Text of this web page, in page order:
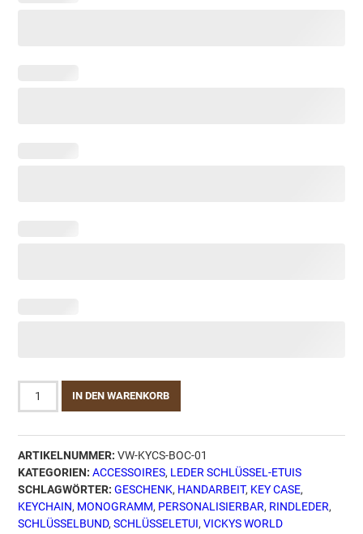
Etui
-
Saddle
Box
OX
-
IN DEN WARENKORB
ARTIKELNUMMER: VW-KYCS-BOC-01
KATEGORIEN: ACCESSOIRES, LEDER SCHLÜSSEL-ETUIS
SCHLAGWÖRTER: GESCHENK, HANDARBEIT, KEY CASE,
KEYCHAIN, MONOGRAMM, PERSONALISIERBAR, RINDLEDER,
SCHLÜSSELBUND,SCHLÜSSELETUI,VICKYS WORLD